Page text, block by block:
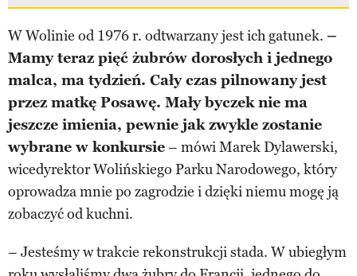
W Wolinie od 1976 r. odtwarzany jest ich gatunek. –
Mamy teraz pięć żubrów dorosłych i jednego
malca, ma tydzień. Cały czas pilnowany jest
przez matkę Posawę. Mały byczek nie ma
jeszcze imienia, pewnie jak zwykle zostanie
wybrane w konkursie– mówi Marek Dylawerski,
wicedyrektor Wolińskiego Parku Narodowego, który
oprowadza mnie po zagrodzie i dzięki niemu mogę ją
zobaczyć od kuchni.
– Jesteśmy w trakcie rekonstrukcji stada. W ubiegłym